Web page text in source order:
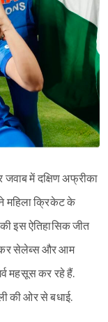
में दक्षिण अफ्रीका
महिला क्रिकेट के
इस ऐतिहासिक जीत
सेलेब्स और आम
महसूस कर रहे हैं.
की ओर से बधाई.